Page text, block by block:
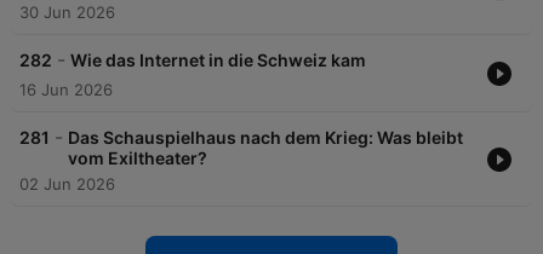
30 Jun 2026
282 - Wie das Internet in die Schweiz kam
16 Jun 2026
281 - Das Schauspielhaus nach dem Krieg: Was bleibt
vom Exiltheater?
02 Jun 2026